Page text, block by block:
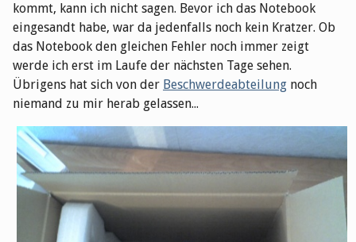
kommt, kann ich nicht sagen. Bevor ich das Notebook
eingesandt habe, war da jedenfalls noch kein Kratzer. Ob
das Notebook den gleichen Fehler noch immer zeigt
werde ich erst im Laufe der nächsten Tage sehen.
Übrigens hat sich von der Beschwerdeabteilung noch
niemand zu mir herab gelassen...